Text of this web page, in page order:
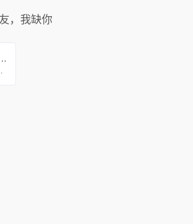
，我缺你
不缺朋友，我缺你
百遍，少一个两百遍[…]